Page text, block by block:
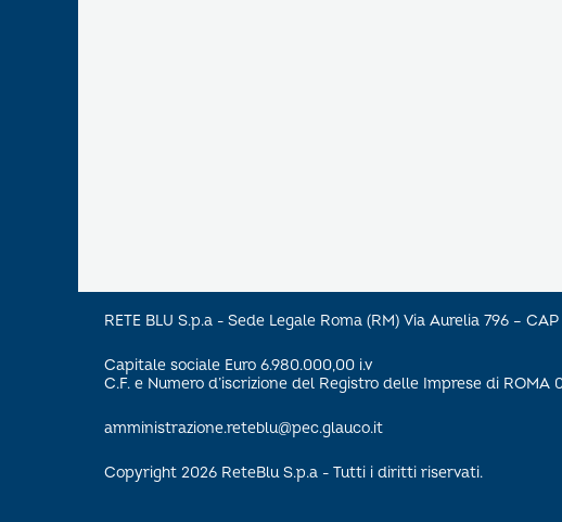
RETE BLU S.p.a - Sede Legale Roma (RM) Via Aurelia 796 –
Capitale sociale Euro 6.980.000,00 i.v
C.F. e Numero d’iscrizione del Registro delle Imprese di ROMA
amministrazione.reteblu@pec.glauco.it
Copyright 2026 ReteBlu S.p.a - Tutti i diritti riservati.